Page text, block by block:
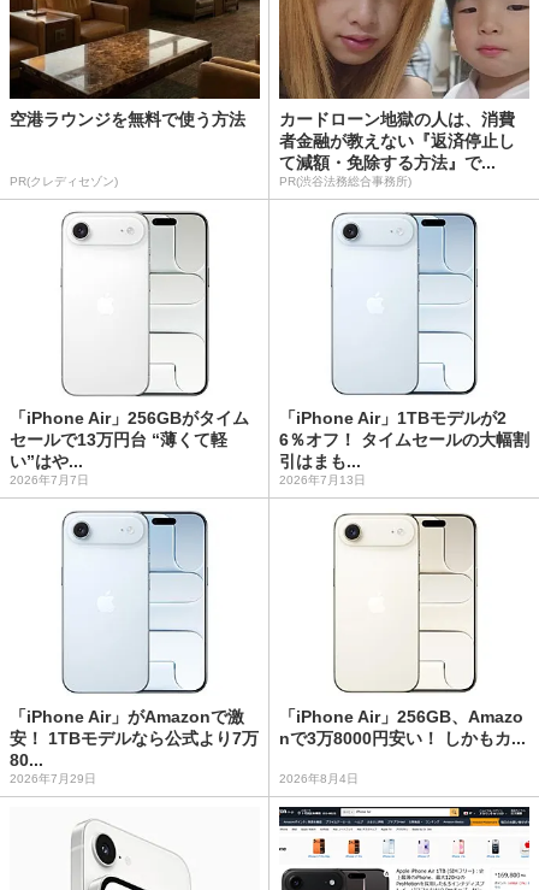
空港ラウンジを無料で使う方法
PR(クレディセゾン)
カードローン地獄の人は、消費
者金融が教えない『返済停止し
て減額・免除する方法』で...
PR(渋谷法務総合事務所)
「iPhone Air」256GBがタイム
セールで13万円台 “薄くて軽
い”はや...
2026年7月7日
「iPhone Air」1TBモデルが2
6％オフ！ タイムセールの大幅割
引はまも...
2026年7月13日
「iPhone Air」がAmazonで激
安！ 1TBモデルなら公式より7万
80...
2026年7月29日
「iPhone Air」256GB、Amazo
nで3万8000円安い！ しかもカ...
2026年8月4日